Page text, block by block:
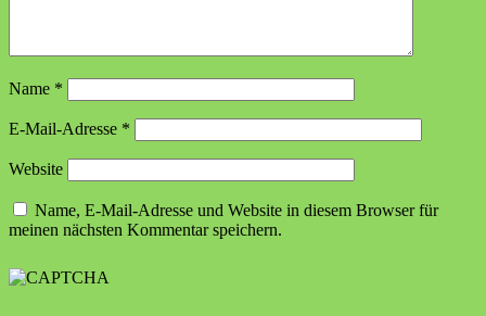
Name *
E-Mail-Adresse *
Website
Name, E-Mail-Adresse und Website in diesem Browser für
meinen nächsten Kommentar speichern.